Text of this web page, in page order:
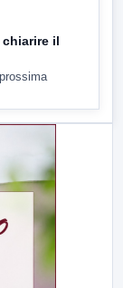
chiarire il